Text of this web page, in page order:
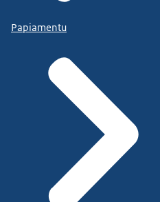
Papiamentu